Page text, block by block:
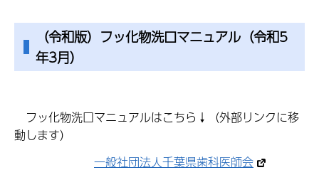
（令和版）フッ化物洗口マニュアル（令和5
年3月）
フッ化物洗口マニュアルはこちら↓（外部リンクに移
動します）
一般社団法人千葉県歯科医師会